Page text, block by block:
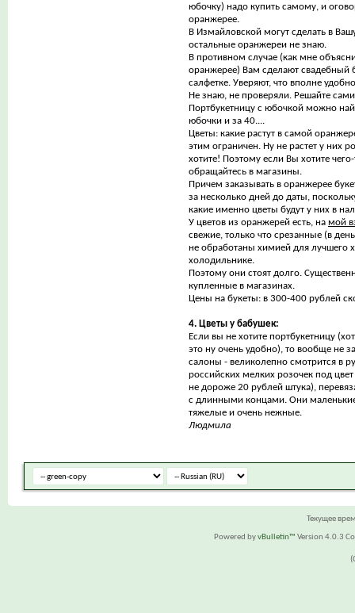
юбочку) надо купить самому, и
оранжерее.
В Измайловской могут сделать в
остальные оранжереи не знаю.
В противном случае (как мне
оранжерее) Вам сделают свадебный
салфетке. Уверяют, что вполне
Не знаю, не проверяли. Решайте
Портбукетницу с юбочкой можно
юбочки и за 40....
Цветы: какие растут в самой
этим ограничен. Ну не растет у них
хотите! Поэтому если Вы хотите
обращайтесь в магазины.
Причем заказывать в оранжерее
за несколько дней до даты,
какие именно цветы будут у них в
У цветов из оранжерей есть, на мой
свежие, только что срезанные (в
не обработаны химией для лучшего
холодильнике.
Поэтому они стоят долго.
купленные в магазинах.
Цены на букеты: в 300-400 рублей
4. Цветы у бабушек:
Если вы не хотите портбукетницу
это ну очень удобно), то вообще не
салоны - великолепно смотрится в
российских мелких розочек под
не дороже 20 рублей штука),
с длинными концами. Они
тяжелые и очень нежные.
Людмила
Текущее
Powered byvBulletin™ Version 4.0.3